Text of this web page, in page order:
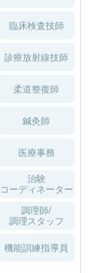
臨床検査技師
診療放射線技師
柔道整復師
鍼灸師
医療事務
治験
コーディネーター
調理師/
調理スタッフ
機能訓練指導員